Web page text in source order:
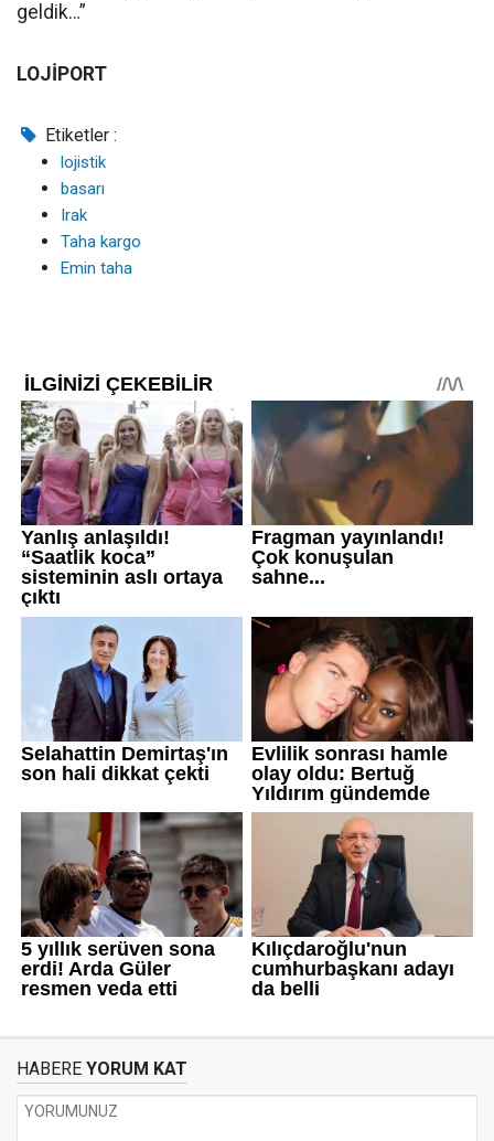
geldik…”
LOJİPORT
Etiketler :
lojistik
basarı
Irak
Taha kargo
Emin taha
HABERE YORUM KAT